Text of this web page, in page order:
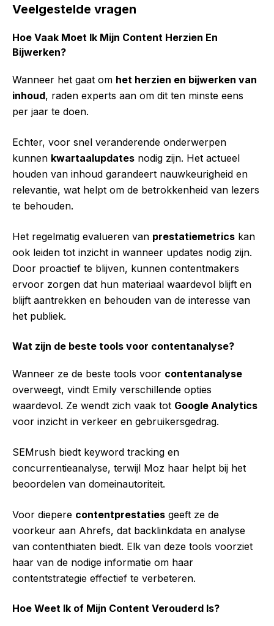
Veelgestelde vragen
Hoe Vaak Moet Ik Mijn Content Herzien En
Bijwerken?
Wanneer het gaat om het herzien en bijwerken van
inhoud, raden experts aan om dit ten minste eens
per jaar te doen.
Echter, voor snel veranderende onderwerpen
kunnen kwartaalupdates nodig zijn. Het actueel
houden van inhoud garandeert nauwkeurigheid en
relevantie, wat helpt om de betrokkenheid van lezers
te behouden.
Het regelmatig evalueren van prestatiemetrics kan
ook leiden tot inzicht in wanneer updates nodig zijn.
Door proactief te blijven, kunnen contentmakers
ervoor zorgen dat hun materiaal waardevol blijft en
blijft aantrekken en behouden van de interesse van
het publiek.
Wat zijn de beste tools voor contentanalyse?
Wanneer ze de beste tools voor contentanalyse
overweegt, vindt Emily verschillende opties
waardevol. Ze wendt zich vaak tot Google Analytics
voor inzicht in verkeer en gebruikersgedrag.
SEMrush biedt keyword tracking en
concurrentieanalyse, terwijl Moz haar helpt bij het
beoordelen van domeinautoriteit.
Voor diepere contentprestaties geeft ze de
voorkeur aan Ahrefs, dat backlinkdata en analyse
van contenthiaten biedt. Elk van deze tools voorziet
haar van de nodige informatie om haar
contentstrategie effectief te verbeteren.
Hoe Weet Ik of Mijn Content Verouderd Is?